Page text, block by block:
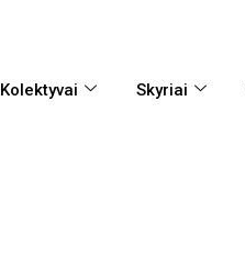
Kolektyvai Skyriai